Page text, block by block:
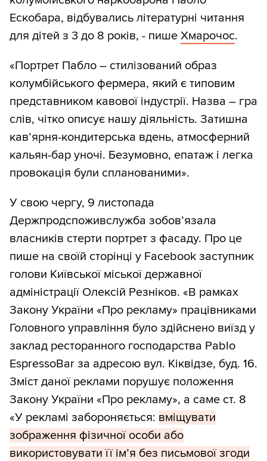
Ескобара, відбувались літературні читання
для дітей з 3 до 8 років, - пише Хмарочос.
«Портрет Пабло – стилізований образ
колумбійського фермера, який є типовим
представником кавової індустрії. Назва – гра
слів, чітко описує нашу діяльність. Затишна
кав’ярня-кондитерська вдень, атмосферний
кальян-бар уночі. Безумовно, епатаж і легка
провокація були спланованими».
У свою чергу, 9 листопада
Держпродспоживслужба зобов’язала
власників стерти портрет з фасаду. Про це
пише на своїй сторінці у Facebook заступник
голови Київської міської державної
адміністрації Олексій Резніков. «В рамках
Закону України «Про рекламу» працівниками
Головного управління було здійснено виїзд у
заклад ресторанного господарства Pablo
EspressoBar за адресою вул. Кіквідзе, буд. 16.
Зміст даної реклами порушує положення
Закону України «Про рекламу», а саме ст. 8
«У рекламі забороняється: вміщувати
зображення фізичної особи або
використовувати її ім’я без письмової згоди